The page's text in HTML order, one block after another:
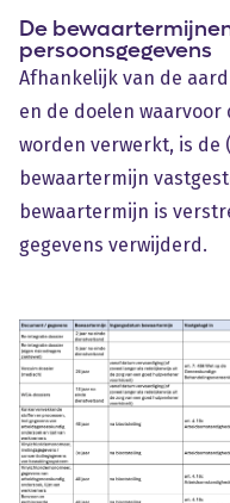
De
persoonsgegevens
Afhankelijk van de
en de doelen waarvoor
worden verwerkt, is de
bewaartermijn
bewaartermijn is
gegevens verwijderd.